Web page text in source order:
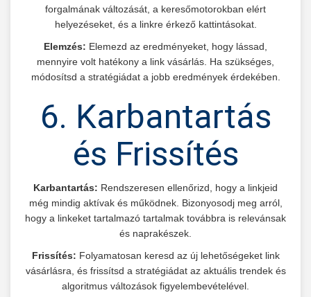
forgalmának változását, a keresőmotorokban elért
helyezéseket, és a linkre érkező kattintásokat.
Elemzés: Elemezd az eredményeket, hogy lássad,
mennyire volt hatékony a link vásárlás. Ha szükséges,
módosítsd a stratégiádat a jobb eredmények érdekében.
6. Karbantartás
és Frissítés
Karbantartás: Rendszeresen ellenőrizd, hogy a linkjeid
még mindig aktívak és működnek. Bizonyosodj meg arról,
hogy a linkeket tartalmazó tartalmak továbbra is relevánsak
és naprakészek.
Frissítés: Folyamatosan keresd az új lehetőségeket link
vásárlásra, és frissítsd a stratégiádat az aktuális trendek és
algoritmus változások figyelembevételével.